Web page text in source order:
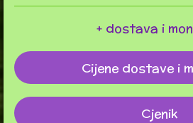
+ dostava i
Cijene dostave i
Cjenik